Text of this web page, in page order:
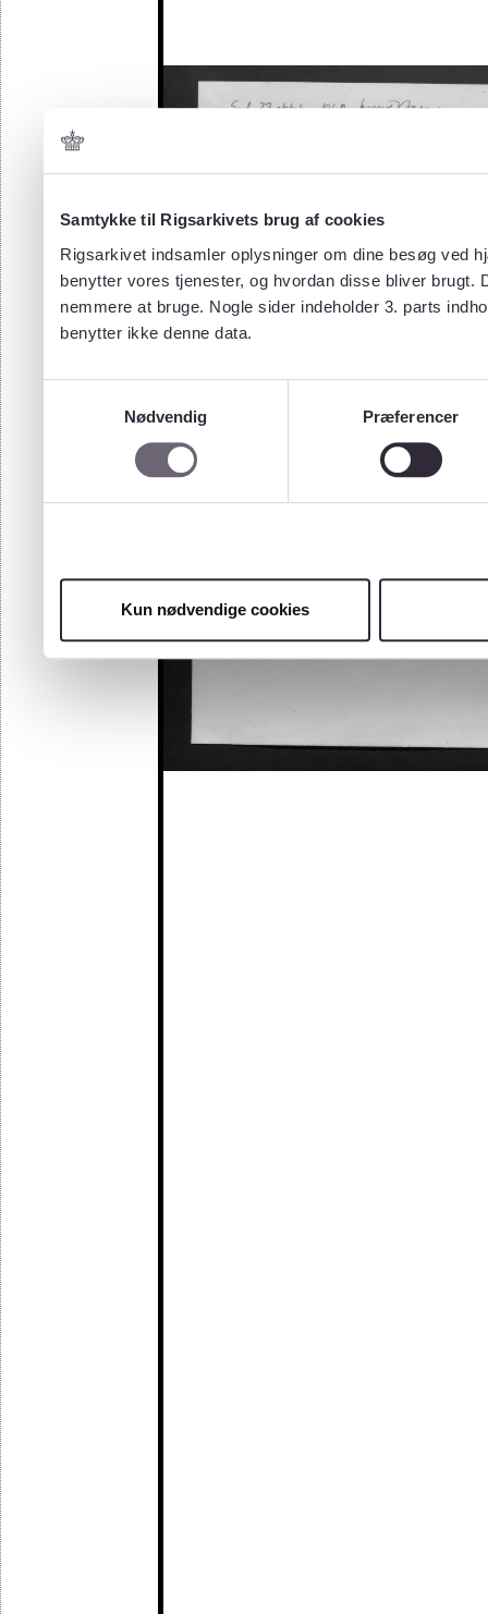
Samtykke til Rigsarkivets brug af cookies
Rigsarkivet indsamler oplysninger om dine besøg ved
benytter vores tjenester, og hvordan disse bliver
nemmere at bruge. Nogle sider indeholder 3. parts
benytter ikke denne data.
Nødvendig
Præferencer
Kun nødvendige cookies